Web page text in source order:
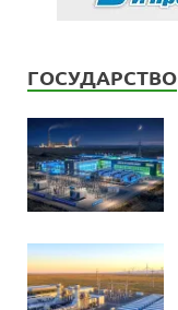
ГОСУДАРСТВО